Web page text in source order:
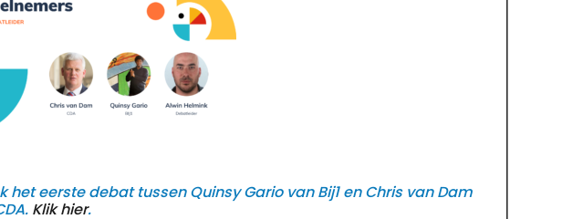
het eerste debat tussen Quinsy Gario van Bij1 en Chris van Dam
Klik hier.